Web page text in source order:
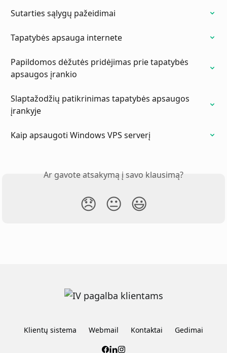
Sutarties sąlygų pažeidimai
Tapatybės apsauga internete
Papildomos dėžutės pridėjimas prie tapatybės
apsaugos įrankio
Slaptažodžių patikrinimas tapatybės apsaugos
įrankyje
Kaip apsaugoti Windows VPS serverį
Ar gavote atsakymą į savo klausimą?
😞 😐 😃
Klientų sistema Webmail Kontaktai Gedimai